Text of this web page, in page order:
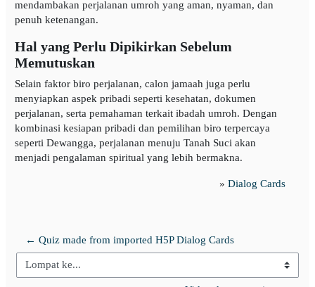
mendambakan perjalanan umroh yang aman, nyaman, dan
penuh ketenangan.
Hal yang Perlu Dipikirkan Sebelum
Memutuskan
Selain faktor biro perjalanan, calon jamaah juga perlu
menyiapkan aspek pribadi seperti kesehatan, dokumen
perjalanan, serta pemahaman terkait ibadah umroh. Dengan
kombinasi kesiapan pribadi dan pemilihan biro terpercaya
seperti Dewangga, perjalanan menuju Tanah Suci akan
menjadi pengalaman spiritual yang lebih bermakna.
» Dialog Cards
← Quiz made from imported H5P Dialog Cards
Lompat ke...